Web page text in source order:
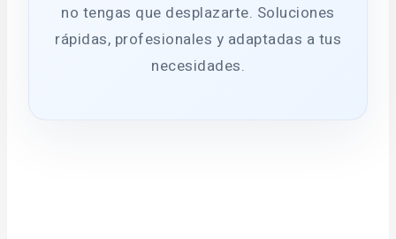
no tengas que desplazarte. Soluciones
rápidas, profesionales y adaptadas a tus
necesidades.